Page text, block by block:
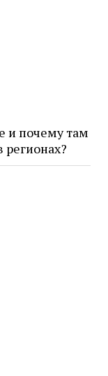
и почему там